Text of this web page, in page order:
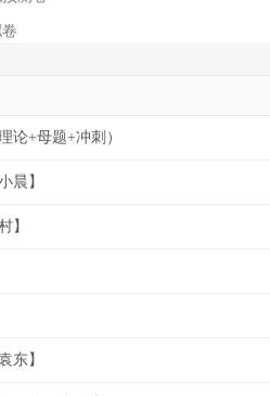
论+母题+冲刺）
晨】
】
东】